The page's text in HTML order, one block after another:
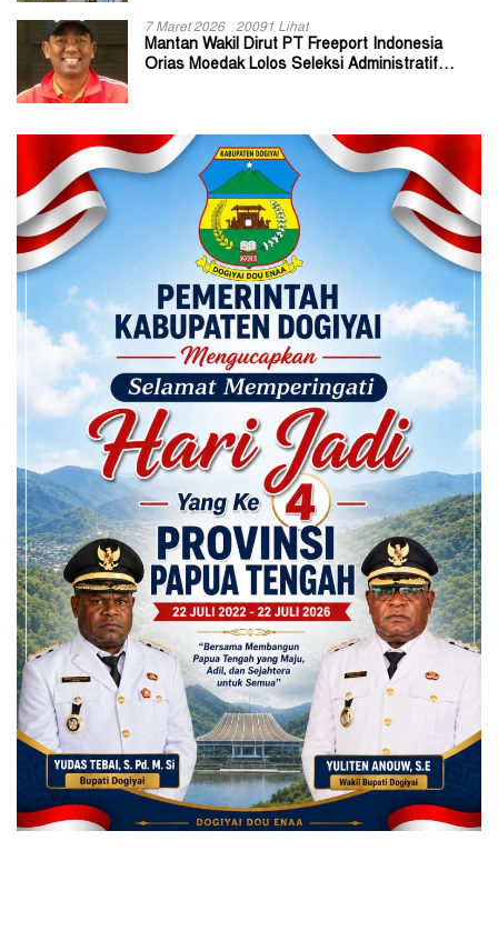
7 Maret 2026 20091 Lihat
Mantan Wakil Dirut PT Freeport Indonesia
Orias Moedak Lolos Seleksi Administratif